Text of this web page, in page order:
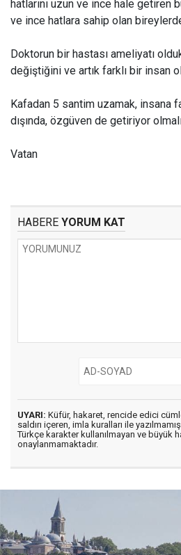
hatlarını uzun ve ince hale getiren
ve ince hatlara sahip olan
Doktorun bir hastası ameliyatı
değiştiğini ve artık farklı bir insan
Kafadan 5 santim uzamak, insana
dışında, özgüven de getiriyor
Vatan
HABERE YORUM KAT
UYARI: Küfür, hakaret, rencide edici
saldırı içeren, imla kuralları ile
Türkçe karakter kullanılmayan ve büyük
onaylanmamaktadır.